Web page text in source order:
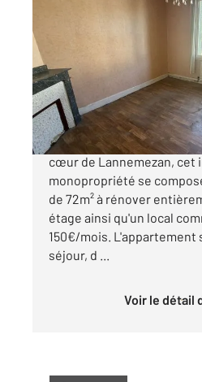
LANNEMEZAN 65
, 3 pièces
Maison à vendre
69 000 €
APPARTEMENT + LOCAL
cœur de Lannemezan, cet
monopropriété se
de 72m² à rénover
étage ainsi qu'un local
150€/mois. L'appartement
séjour, d ...
Voir le détail